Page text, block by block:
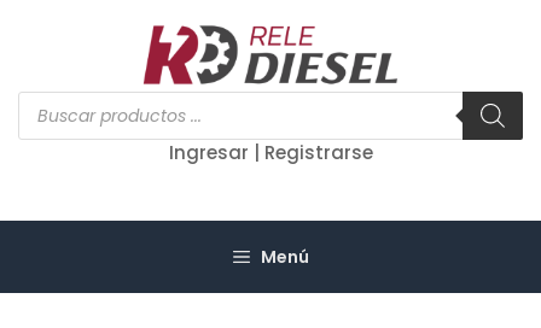
Búsqueda
de
productos
Ingresar | Registrarse
Menú